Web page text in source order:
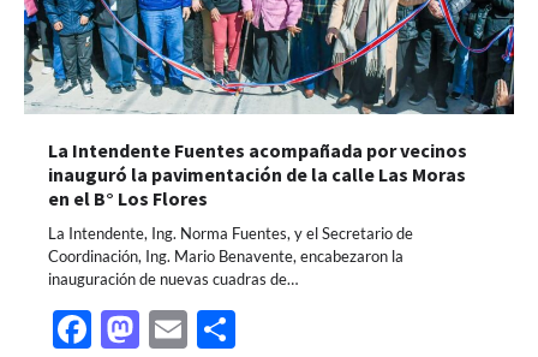
La Intendente Fuentes acompañada por vecinos
inauguró la pavimentación de la calle Las Moras
en el B° Los Flores
La Intendente, Ing. Norma Fuentes, y el Secretario de
Coordinación, Ing. Mario Benavente, encabezaron la
inauguración de nuevas cuadras de…
Facebook
Mastodon
Email